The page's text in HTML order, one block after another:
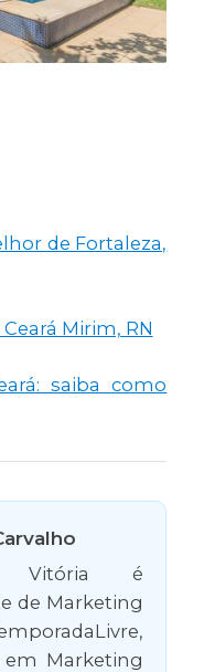
de Fortaleza,
Mirim, RN
saiba como
Vitória é
de Marketing
Marketing